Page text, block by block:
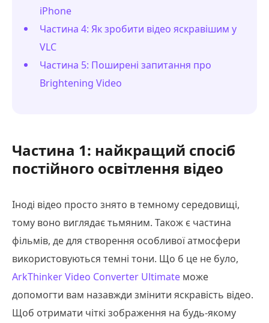
iPhone
Частина 4: Як зробити відео яскравішим у
VLC
Частина 5: Поширені запитання про
Brightening Video
Частина 1: найкращий спосіб
постійного освітлення відео
Іноді відео просто знято в темному середовищі,
тому воно виглядає тьмяним. Також є частина
фільмів, де для створення особливої атмосфери
використовуються темні тони. Що б це не було,
ArkThinker Video Converter Ultimate може
допомогти вам назавжди змінити яскравість відео.
Щоб отримати чіткі зображення на будь-якому